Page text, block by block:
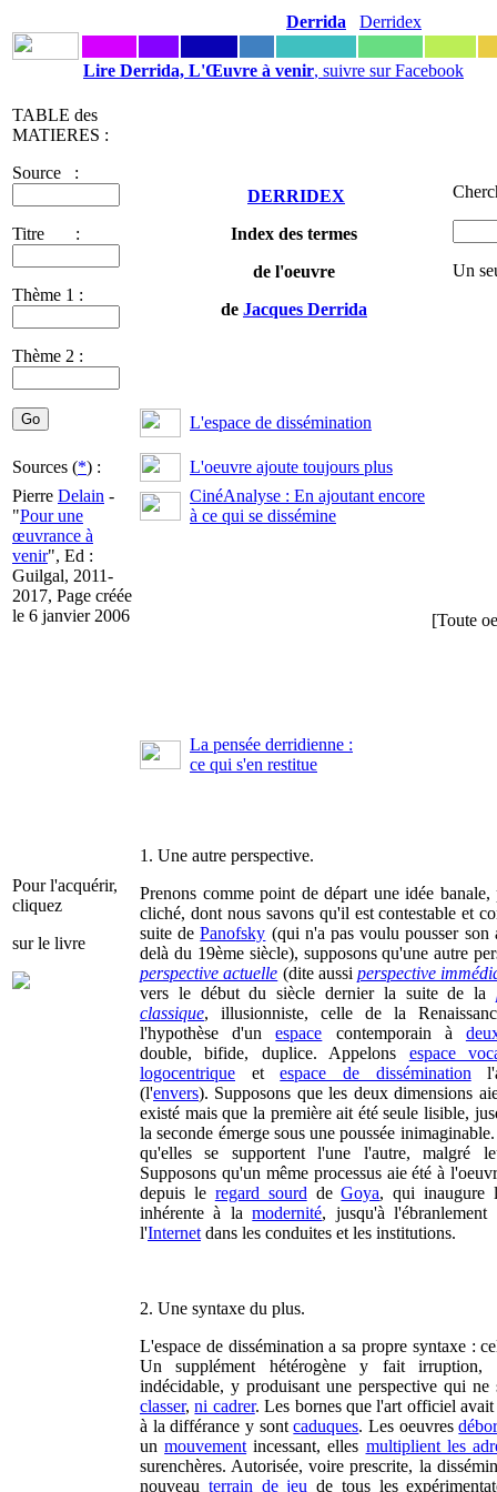
Derrida Derridex
Lire Derrida, L'Œuvre à venir, suivre sur Facebook
TABLE des
MATIERES :
Source :
Titre :
Thème 1 :
Thème 2 :
DERRIDEX
Index des termes
de l'oeuvre
de Jacques Derrida
Un
L'espace de dissémination
Sources (*) :
L'oeuvre ajoute toujours plus
Pierre Delain -
"Pour une
œuvrance à
venir", Ed :
Guilgal, 2011-
2017, Page créée
le 6 janvier 2006
CinéAnalyse : En ajoutant encore
à ce qui se dissémine
[Toute
La pensée derridienne :
ce qui s'en restitue
1. Une autre perspective.
Prenons comme point de départ une idée banale,
cliché, dont nous savons qu'il est contestable et
suite dePanofsky (qui n'a pas voulu pousser son
delà du 19ème siècle), supposons qu'une autre
perspective actuelle (dite aussiperspective
vers le début du siècle dernier la suite de la
classique, illusionniste, celle de la
l'hypothèse d'unespace contemporain à
double, bifide, duplice. Appelons espace
logocentrique etespace de dissémination
(l'envers). Supposons que les deux dimensions
existé mais que la première ait été seule lisible,
la seconde émerge sous une poussée
qu'elles se supportent l'une l'autre, malgré
Supposons qu'un même processus aie été à
depuis le regard sourd deGoya, qui
inhérente à lamodernité, jusqu'à l'ébranlement
l'Internet dans les conduites et les institutions.
2. Une syntaxe du plus.
L'espace de dissémination a sa propre syntaxe :
Un supplément hétérogène y fait irruption,
indécidable, y produisant une perspective qui
classer,ni cadrer. Les bornes que l'art officiel avait
à la différance y sontcaduques. Les oeuvres
unmouvement incessant, elles multiplient les
surenchères. Autorisée, voire prescrite, la
nouveau terrain de jeu de tous les
Pour l'acquérir,
cliquez
sur le livre